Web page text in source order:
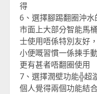
得
6、選擇腳踢翻圈沖水
市面上大部分智能馬
士使用唔係特別友好
小便嘅習慣一係揀手
更有甚者唔翻圈使用
7、選擇潤壁功能╬超
個人覺得兩個功能結